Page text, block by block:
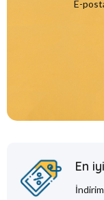
E-
En